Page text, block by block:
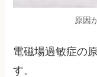
原因
電磁場過敏症の
す。